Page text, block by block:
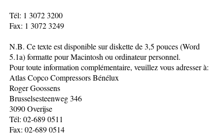
Tél: 1 3072 3200
Fax: 1 3072 3249
N.B. Ce texte est disponible sur diskette de 3,5 pouces (Word
5.1a) formatte pour Macintosh ou ordinateur personnel.
Pour toute information complémentaire, veuillez vous adresser à:
Atlas Copco Compressors Bénélux
Roger Goossens
Brusselsesteenweg 346
3090 Overijse
Tél: 02-689 0511
Fax: 02-689 0514